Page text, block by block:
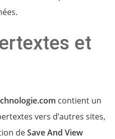
et
contient un
vers d’autres sites,
deSave And View